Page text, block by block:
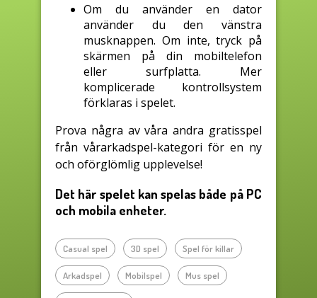
Om du använder en dator
använder du den vänstra
musknappen. Om inte, tryck på
skärmen på din mobiltelefon
eller surfplatta. Mer
komplicerade kontrollsystem
förklaras i spelet.
Prova några av våra andra gratisspel
från vårarkadspel-kategori för en ny
och oförglömlig upplevelse!
Det här spelet kan spelas både på PC
och mobila enheter.
Casual spel 3D spel Spel för killar
Arkadspel Mobilspel Mus spel